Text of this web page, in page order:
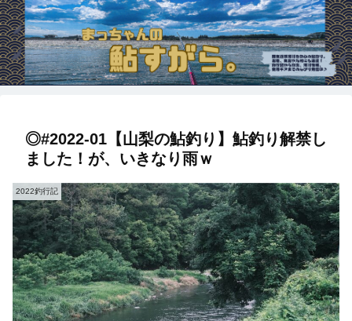
◎#2022-01【山梨の鮎釣り】鮎釣り解禁し
ました！が、いきなり雨ｗ
2022釣行記